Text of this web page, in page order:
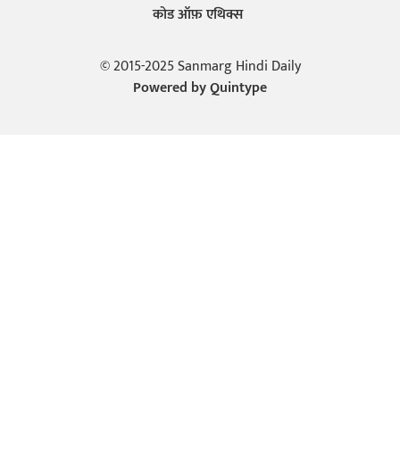
कोड ऑफ़ एथिक्स
© 2015-2025 Sanmarg Hindi Daily
Powered byQuintype